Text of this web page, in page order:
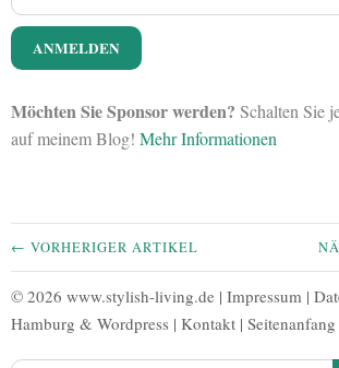
Möchten Sie Sponsor werden? Schalten Sie
auf meinem Blog! Mehr Informationen
← VORHERIGER ARTIKEL
© 2026 www.stylish-living.de | Impressum |
Hamburg & Wordpress | Kontakt | Seitenanfang